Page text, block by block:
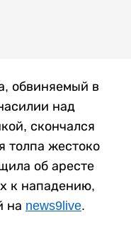
обвиняемый в
над
скончался
толпа жестоко
об аресте
к нападению,
на news9live.